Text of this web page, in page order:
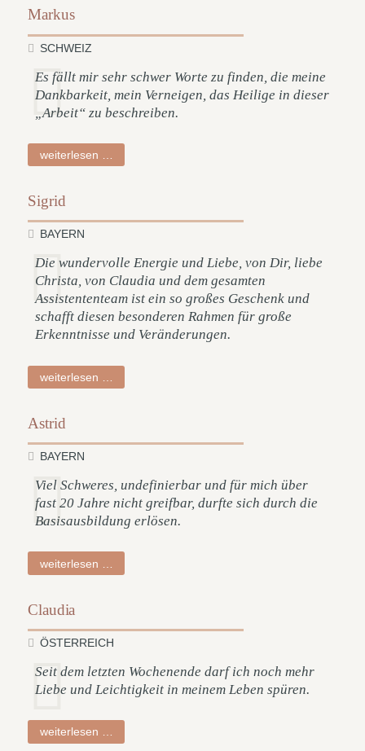
Markus
SCHWEIZ
Es fällt mir sehr schwer Worte zu finden, die meine
Dankbarkeit, mein Verneigen, das Heilige in dieser
„Arbeit“ zu beschreiben.
weiterlesen …
Sigrid
BAYERN
Die wundervolle Energie und Liebe, von Dir, liebe
Christa, von Claudia und dem gesamten
Assistententeam ist ein so großes Geschenk und
schafft diesen besonderen Rahmen für große
Erkenntnisse und Veränderungen.
weiterlesen …
Astrid
BAYERN
Viel Schweres, undefinierbar und für mich über
fast 20 Jahre nicht greifbar, durfte sich durch die
Basisausbildung erlösen.
weiterlesen …
Claudia
ÖSTERREICH
Seit dem letzten Wochenende darf ich noch mehr
Liebe und Leichtigkeit in meinem Leben spüren.
weiterlesen …